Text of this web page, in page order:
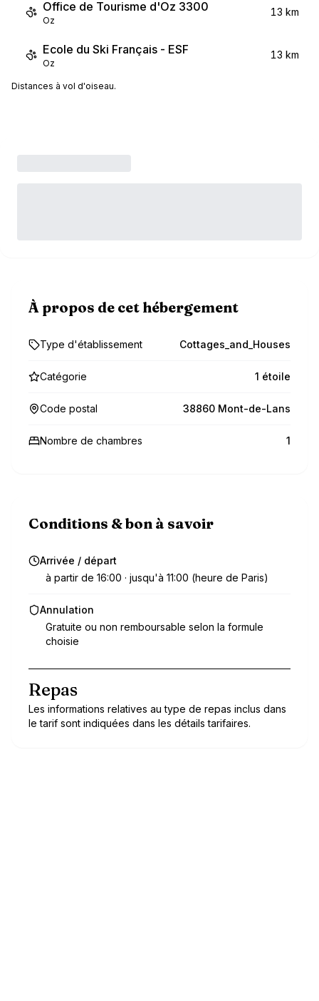
Office de Tourisme d'Oz 3300
Oz
13 km
Ecole du Ski Français - ESF
Oz
13 km
Distances à vol d'oiseau.
À propos de cet hébergement
Type d'établissement Cottages_and_Houses
Catégorie 1 étoile
Code postal 38860 Mont-de-Lans
Nombre de chambres 1
Conditions & bon à savoir
Arrivée / départ
à partir de 16:00 · jusqu'à 11:00 (heure de Paris)
Annulation
Gratuite ou non remboursable selon la formule
choisie
Repas
Les informations relatives au type de repas inclus dans
le tarif sont indiquées dans les détails tarifaires.